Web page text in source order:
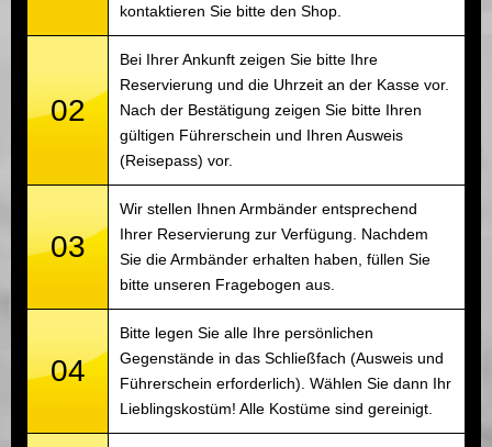
kontaktieren Sie bitte den Shop.
02
Bei Ihrer Ankunft zeigen Sie bitte Ihre
Reservierung und die Uhrzeit an der Kasse vor.
Nach der Bestätigung zeigen Sie bitte Ihren
gültigen Führerschein und Ihren Ausweis
(Reisepass) vor.
03
Wir stellen Ihnen Armbänder entsprechend
Ihrer Reservierung zur Verfügung. Nachdem
Sie die Armbänder erhalten haben, füllen Sie
bitte unseren Fragebogen aus.
04
Bitte legen Sie alle Ihre persönlichen
Gegenstände in das Schließfach (Ausweis und
Führerschein erforderlich). Wählen Sie dann Ihr
Lieblingskostüm! Alle Kostüme sind gereinigt.